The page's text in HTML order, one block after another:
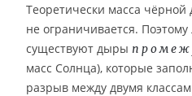
Теоретически масса
не ограничивается.
существуют дыры
масс Солнца), которые
разрыв между двумя